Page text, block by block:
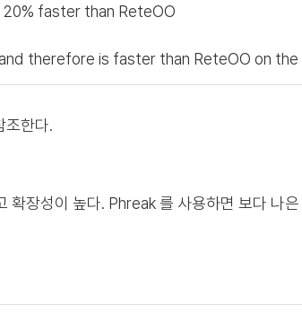
faster than ReteOO
therefore is faster than ReteOO on
조한다.
장성이 높다. Phreak 를 사용하면 보다 나